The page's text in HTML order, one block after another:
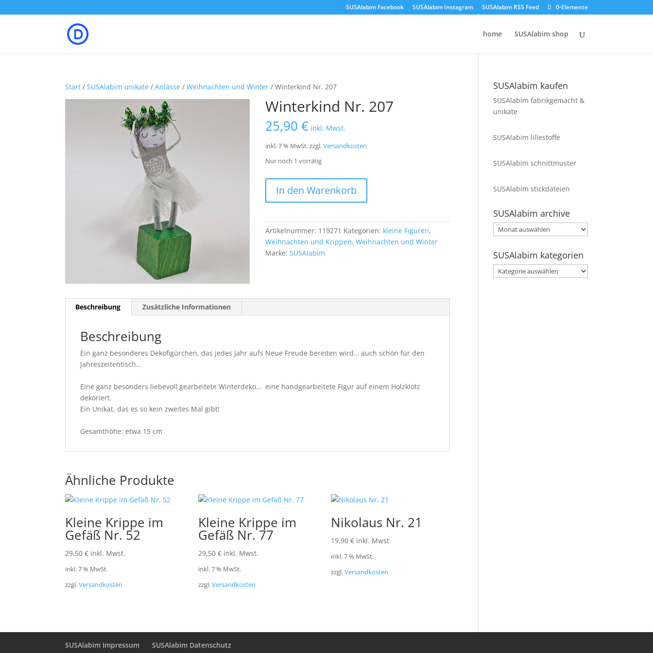
SUSAlabim Facebook SUSAlabim Instagram SUSAlabim RSS Feed 0-Elemente
home SUSAlabim shop
Start /SUSAlabim unikate /Anlässe /Weihnachten und Winter / Winterkind Nr. 207
Winterkind Nr. 207
25,90€ inkl. Mwst.
inkl. 7 % MwSt.zzgl.Versandkosten
Nur noch 1 vorrätig
207
In den Warenkorb
Artikelnummer: 119271 Kategorien: kleine Figuren,
Weihnachten und Krippen,Weihnachten und Winter
Marke:SUSAlabim
Beschreibung Zusätzliche Informationen
Beschreibung
Ein ganz besonderes Dekofigürchen, das jedes Jahr aufs Neue Freude bereiten wird… auch schön für den
Jahreszeitentisch…
Eine ganz besonders liebevoll gearbeitete Winterdeko… eine handgearbeitete Figur auf einem Holzklotz
dekoriert.
Ein Unikat, das es so kein zweites Mal gibt!
Gesamthöhe: etwa 15 cm
Ähnliche Produkte
Kleine Krippe im
Gefäß Nr. 52
29,50€ inkl. Mwst.
inkl. 7 % MwSt.
zzgl.Versandkosten
Kleine Krippe im
Gefäß Nr. 77
29,50 € inkl. Mwst.
inkl. 7 % MwSt.
zzgl.Versandkosten
Nikolaus Nr. 21
19,90€ inkl. Mwst.
inkl. 7 % MwSt.
zzgl.Versandkosten
SUSAlabim kaufen
SUSAlabim fabrikgemacht &
unikate
SUSAlabim lillestoffe
SUSAlabim schnittmuster
SUSAlabim stickdateien
SUSAlabim archive
SUSAlabim
archive
SUSAlabim kategorien
SUSAlabim
kategorien
SUSAlabim Impressum SUSAlabim Datenschutz